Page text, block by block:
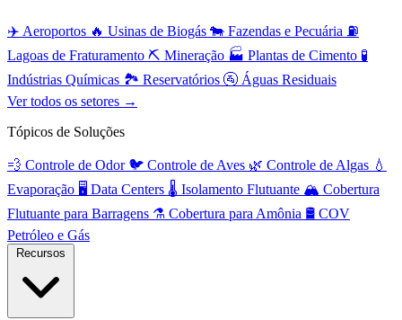
✈️ Aeroportos 🔥 Usinas de Biogás 🐄 Fazendas e Pecuária ⛽
Lagoas de Fraturamento ⛏️ Mineração 🏭 Plantas de Cimento 🧪
Indústrias Químicas 🏞️ Reservatórios 🚰 Águas Residuais
Ver todos os setores →
Tópicos de Soluções
💨 Controle de Odor 🐦 Controle de Aves 🌿 Controle de Algas 💧
Evaporação 🖥️ Data Centers 🌡️ Isolamento Flutuante 🏔️ Cobertura
Flutuante para Barragens ⚗️ Cobertura para Amônia 🛢️ COV
Petróleo e Gás